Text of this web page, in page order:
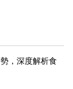
，深度解析食